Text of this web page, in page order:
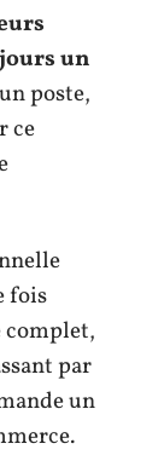
un
poste,
ce
fois
complet,
par
un